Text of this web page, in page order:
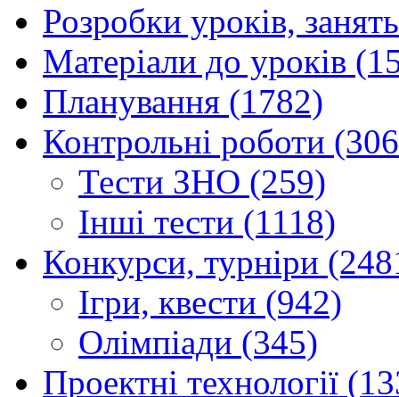
Розробки уроків,
Матеріали до уроків
Планування (1782)
Контрольні роботи
Тести ЗНО (259)
Інші тести (1118)
Конкурси, турніри
Ігри, квести (942)
Олімпіади (345)
Проектні технології